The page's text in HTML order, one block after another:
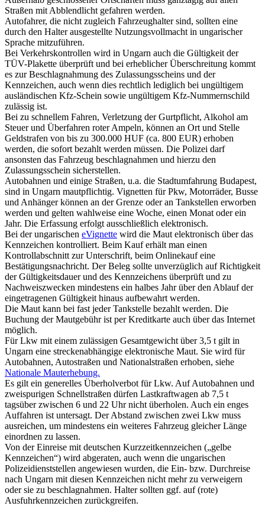
Straßen mit Abblendlicht gefahren werden.
Autofahrer, die nicht zugleich Fahrzeughalter sind, sollten eine
durch den Halter ausgestellte Nutzungsvollmacht in ungarischer
Sprache mitzuführen.
Bei Verkehrskontrollen wird in Ungarn auch die Gültigkeit der
TÜV-Plakette überprüft und bei erheblicher Überschreitung kommt
es zur Beschlagnahmung des Zulassungsscheins und der
Kennzeichen, auch wenn dies rechtlich lediglich bei ungültigem
ausländischen Kfz-Schein sowie ungültigem Kfz-Nummernschild
zulässig ist.
Bei zu schnellem Fahren, Verletzung der Gurtpflicht, Alkohol am
Steuer und Überfahren roter Ampeln, können an Ort und Stelle
Geldstrafen von bis zu 300.000 HUF (ca. 800 EUR) erhoben
werden, die sofort bezahlt werden müssen. Die Polizei darf
ansonsten das Fahrzeug beschlagnahmen und hierzu den
Zulassungsschein sicherstellen.
Autobahnen und einige Straßen, u.a. die Stadtumfahrung Budapest,
sind in Ungarn mautpflichtig. Vignetten für Pkw, Motorräder, Busse
und Anhänger können an der Grenze oder an Tankstellen erworben
werden und gelten wahlweise eine Woche, einen Monat oder ein
Jahr. Die Erfassung erfolgt ausschließlich elektronisch.
Bei der ungarischen eVignette wird die Maut elektronisch über das
Kennzeichen kontrolliert. Beim Kauf erhält man einen
Kontrollabschnitt zur Unterschrift, beim Onlinekauf eine
Bestätigungsnachricht. Der Beleg sollte unverzüglich auf Richtigkeit
der Gültigkeitsdauer und des Kennzeichens überprüft und zu
Nachweiszwecken mindestens ein halbes Jahr über den Ablauf der
eingetragenen Gültigkeit hinaus aufbewahrt werden.
Die Maut kann bei fast jeder Tankstelle bezahlt werden. Die
Buchung der Mautgebühr ist per Kreditkarte auch über das Internet
möglich.
Für Lkw mit einem zulässigen Gesamtgewicht über 3,5 t gilt in
Ungarn eine streckenabhängige elektronische Maut. Sie wird für
Autobahnen, Autostraßen und Nationalstraßen erhoben, siehe
Nationale Mauterhebung.
Es gilt ein generelles Überholverbot für Lkw. Auf Autobahnen und
zweispurigen Schnellstraßen dürfen Lastkraftwagen ab 7,5 t
tagsüber zwischen 6 und 22 Uhr nicht überholen. Auch ein enges
Auffahren ist untersagt. Der Abstand zwischen zwei Lkw muss
ausreichen, um mindestens ein weiteres Fahrzeug gleicher Länge
einordnen zu lassen.
Von der Einreise mit deutschen Kurzzeitkennzeichen („gelbe
Kennzeichen“) wird abgeraten, auch wenn die ungarischen
Polizeidienststellen angewiesen wurden, die Ein- bzw. Durchreise
nach Ungarn mit diesen Kennzeichen nicht mehr zu verweigern
oder sie zu beschlagnahmen. Halter sollten ggf. auf (rote)
Ausfuhrkennzeichen zurückgreifen.